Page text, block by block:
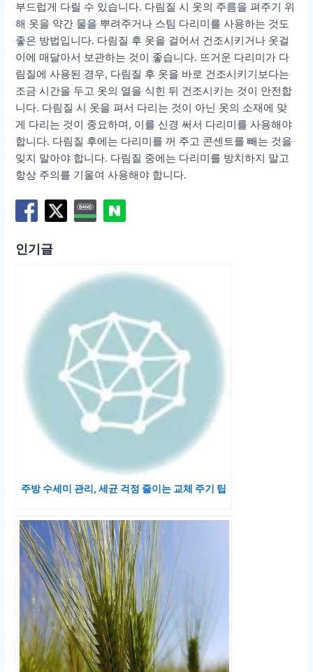
부드럽게 다릴 수 있습니다. 다림질 시 옷의 주름을 펴주기 위
해 옷을 약간 물을 뿌려주거나 스팀 다리미를 사용하는 것도
좋은 방법입니다. 다림질 후 옷을 걸어서 건조시키거나 옷걸
이에 매달아서 보관하는 것이 좋습니다. 뜨거운 다리미가 다
림질에 사용된 경우, 다림질 후 옷을 바로 건조시키기보다는
조금 시간을 두고 옷의 열을 식힌 뒤 건조시키는 것이 안전합
니다. 다림질 시 옷을 펴서 다리는 것이 아닌 옷의 소재에 맞
게 다리는 것이 중요하며, 이를 신경 써서 다리미를 사용해야
합니다. 다림질 후에는 다리미를 꺼 주고 콘센트를 빼는 것을
잊지 말아야 합니다. 다림질 중에는 다리미를 방치하지 말고
항상 주의를 기울여 사용해야 합니다.
인기글
주방 수세미 관리, 세균 걱정 줄이는 교체 주기 팁